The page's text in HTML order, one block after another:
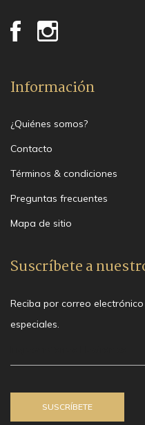
Información
¿Quiénes somos?
Contacto
Términos & condiciones
Preguntas frecuentes
Mapa de sitio
Suscríbete a
Reciba por correo
especiales.